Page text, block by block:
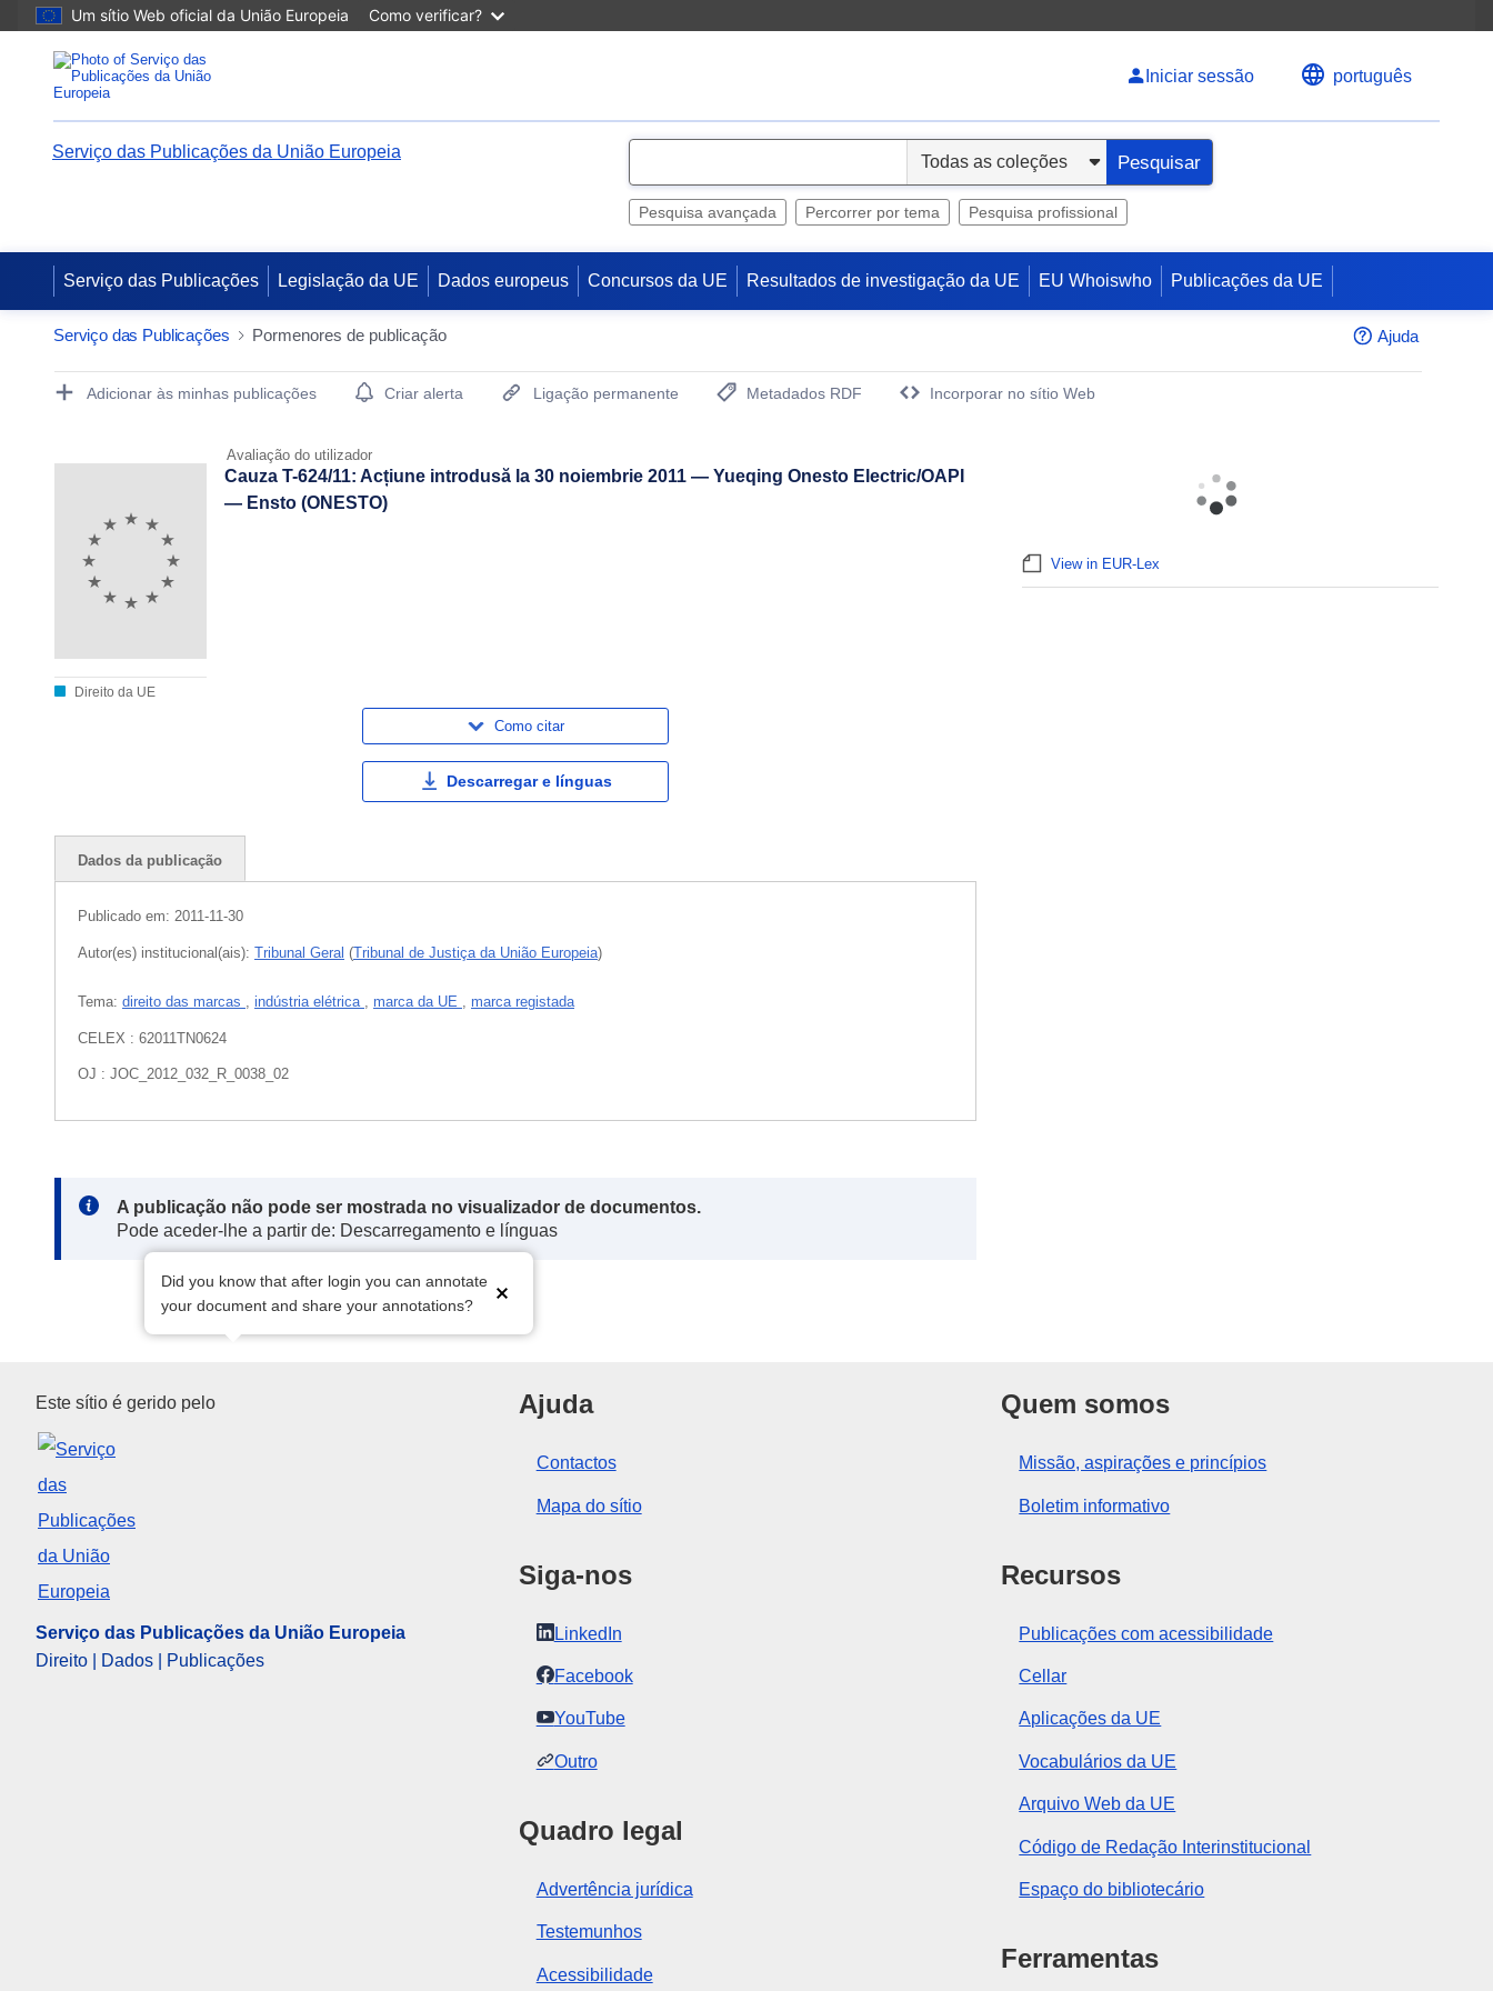
Um sítio Web oficial da União Europeia Como verificar?
Iniciar sessão português
Serviço das Publicações da União Europeia
e
Pesquisar
Pesquisa avançada Percorrer por tema Pesquisa profissional
Serviço das Publicações Legislação da UE Dados europeus Concursos da UE Resultados de investigação da UE EU Whoiswho Publicações da UE
Serviço das Publicações Pormenores de publicação Ajuda
Publication Detail Actions Portlet
Adicionar às minhas publicações Criar alerta Ligação permanente
Metadados RDF
Incorporar no sítio Web
Avaliação do utilizador
Direito da UE
Cauza T-624/11: Acțiune introdusă la 30 noiembrie 2011 — Yueqing Onesto Electric/OAPI
— Ensto (ONESTO)
Como citar
Descarregar e línguas
Dados da publicação
Publicado em: 2011-11-30
Autor(es) institucional(ais): Tribunal Geral (Tribunal de Justiça da União Europeia)
Tema: direito das marcas , indústria elétrica , marca da UE , marca registada
CELEX : 62011TN0624
OJ : JOC_2012_032_R_0038_02
Note:
A publicação não pode ser mostrada no visualizador de documentos.
Pode aceder-lhe a partir de: Descarregamento e línguas
Did you know that after login you can annotate
your document and share your annotations?
View in EUR-Lex
Serviço das Publicações da União Europeia
Este sítio é gerido pelo
Serviço das Publicações da União Europeia
Direito | Dados | Publicações
Ajuda
Contactos
Mapa do sítio
Siga-nos
LinkedIn
Facebook
YouTube
Outro
Quadro legal
Advertência jurídica
Testemunhos
Acessibilidade
Quem somos
Missão, aspirações e princípios
Boletim informativo
Recursos
Publicações com acessibilidade
Cellar
Aplicações da UE
Vocabulários da UE
Arquivo Web da UE
Código de Redação Interinstitucional
Espaço do bibliotecário
Ferramentas